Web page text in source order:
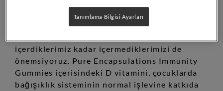
Geleceğin Yıldızlarına Destek
Çocukların hayallerini gerçekleştirmesine
içerdiklerimiz kadar içermediklerimizi de
önemsiyoruz. Pure Encapsulations Immunity
Gummies içerisindeki D vitamini, çocuklarda
bağışıklık sisteminin normal işlevine katkıda
Tanımlama Bilgisi Ayarları